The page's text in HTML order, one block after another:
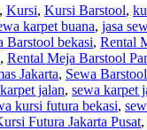
, Kursi, Kursi Barstool,
karpet buana, jasa
Barstool bekasi, Rental
, Rental Meja Barstool
Jakarta, Sewa
jalan, sewa karpet
kursi futura bekasi,
Futura Jakarta Pusat,